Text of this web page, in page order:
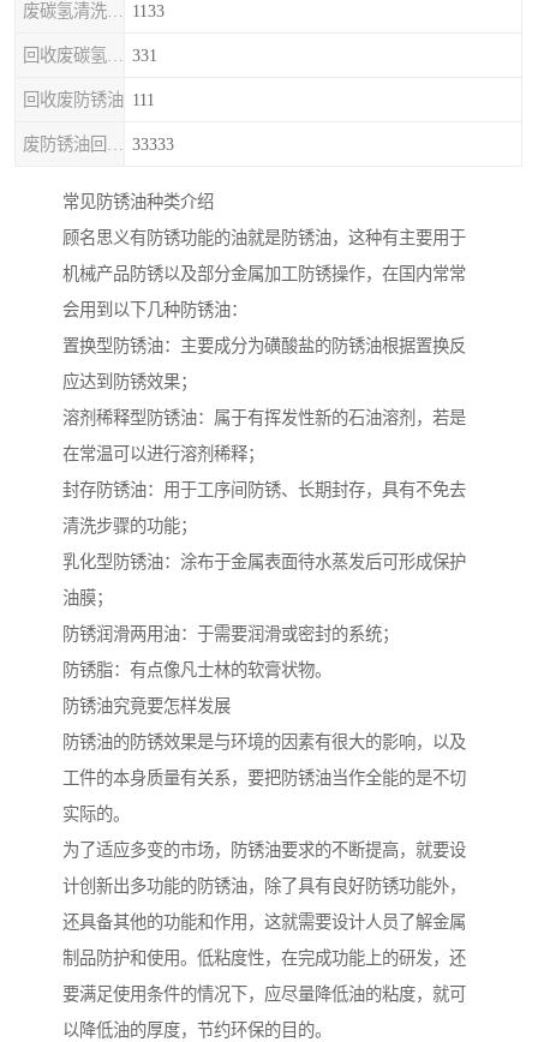
1133
331
回收废防锈油 111
33333
常见防锈油种类介绍
顾名思义有防锈功能的油就是防锈油，这种有主要用于
机械产品防锈以及部分金属加工防锈操作，在国内常常
会用到以下几种防锈油：
置换型防锈油：主要成分为磺酸盐的防锈油根据置换反
应达到防锈效果；
溶剂稀释型防锈油：属于有挥发性新的石油溶剂，若是
在常温可以进行溶剂稀释；
封存防锈油：用于工序间防锈、长期封存，具有不免去
清洗步骤的功能；
乳化型防锈油：涂布于金属表面待水蒸发后可形成保护
油膜；
防锈润滑两用油：于需要润滑或密封的系统；
防锈脂：有点像凡士林的软膏状物。
防锈油究竟要怎样发展
防锈油的防锈效果是与环境的因素有很大的影响，以及
工件的本身质量有关系，要把防锈油当作全能的是不切
实际的。
为了适应多变的市场，防锈油要求的不断提高，就要设
计创新出多功能的防锈油，除了具有良好防锈功能外，
还具备其他的功能和作用，这就需要设计人员了解金属
制品防护和使用。低粘度性，在完成功能上的研发，还
要满足使用条件的情况下，应尽量降低油的粘度，就可
以降低油的厚度，节约环保的目的。